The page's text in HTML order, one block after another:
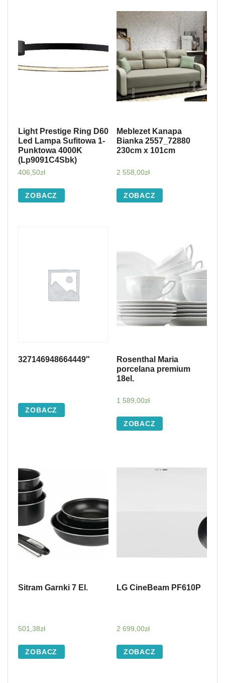
Light Prestige Ring D60
Led Lampa Sufitowa 1-
Punktowa 4000K
(Lp9091C4Sbk)
406,50zł
ZOBACZ
Meblezet Kanapa
Bianka 2557_72880
230cm x 101cm
2 558,00zł
ZOBACZ
327146948664449″
ZOBACZ
Rosenthal Maria
porcelana premium
18el.
1 589,00zł
ZOBACZ
Sitram Garnki 7 El.
501,38zł
ZOBACZ
LG CineBeam PF610P
2 699,00zł
ZOBACZ